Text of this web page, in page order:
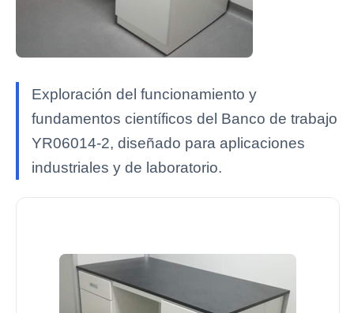
Exploración del funcionamiento y
fundamentos científicos del Banco de trabajo
YR06014-2, diseñado para aplicaciones
industriales y de laboratorio.